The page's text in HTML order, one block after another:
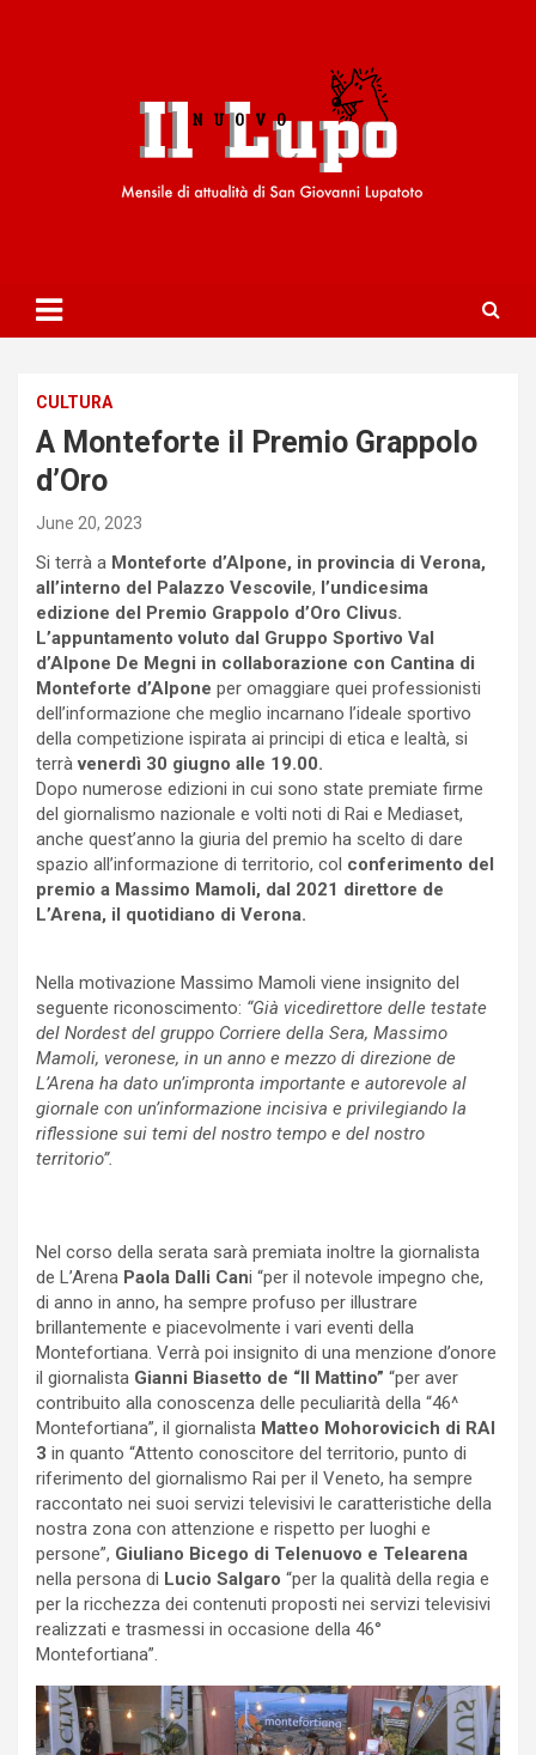
CULTURA
A Monteforte il Premio Grappolo
d’Oro
June 20, 2023
Si terrà a Monteforte d’Alpone, in provincia di Verona,
all’interno del Palazzo Vescovile, l’undicesima
edizione del Premio Grappolo d’Oro Clivus.
L’appuntamento voluto dal Gruppo Sportivo Val
d’Alpone De Megni in collaborazione con Cantina di
Monteforte d’Alpone per omaggiare quei professionisti
dell’informazione che meglio incarnano l’ideale sportivo
della competizione ispirata ai principi di etica e lealtà, si
terràvenerdì 30 giugno alle 19.00.
Dopo numerose edizioni in cui sono state premiate firme
del giornalismo nazionale e volti noti di Rai e Mediaset,
anche quest’anno la giuria del premio ha scelto di dare
spazio all’informazione di territorio, col conferimento del
premio a Massimo Mamoli, dal 2021 direttore de
L’Arena, il quotidiano di Verona.
Nella motivazione Massimo Mamoli viene insignito del
seguente riconoscimento: “Già vicedirettore delle testate
del Nordest del gruppo Corriere della Sera, Massimo
Mamoli, veronese, in un anno e mezzo di direzione de
L’Arena ha dato un’impronta importante e autorevole al
giornale con un’informazione incisiva e privilegiando la
riflessione sui temi del nostro tempo e del nostro
territorio”.
Nel corso della serata sarà premiata inoltre la giornalista
de L’Arena Paola Dalli Cani “per il notevole impegno che,
di anno in anno, ha sempre profuso per illustrare
brillantemente e piacevolmente i vari eventi della
Montefortiana. Verrà poi insignito di una menzione d’onore
il giornalista Gianni Biasetto de “Il Mattino” “per aver
contribuito alla conoscenza delle peculiarità della “46^
Montefortiana”, il giornalista Matteo Mohorovicich di RAI
3 in quanto “Attento conoscitore del territorio, punto di
riferimento del giornalismo Rai per il Veneto, ha sempre
raccontato nei suoi servizi televisivi le caratteristiche della
nostra zona con attenzione e rispetto per luoghi e
persone”, Giuliano Bicego di Telenuovo e Telearena
nella persona di Lucio Salgaro “per la qualità della regia e
per la ricchezza dei contenuti proposti nei servizi televisivi
realizzati e trasmessi in occasione della 46°
Montefortiana”.